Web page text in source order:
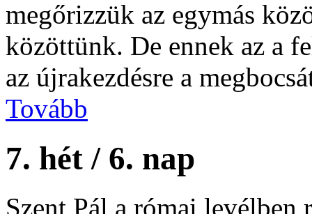
megőrizzük az egymás
közöttünk. De ennek az a
az újrakezdésre a
Tovább
7. hét / 6. nap
Szent Pál a római levélben